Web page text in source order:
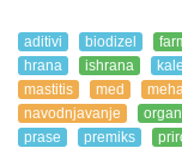
aditivi biodizel
hrana
ishrana
mastitis
med
navodnjavanje
prase
premiks